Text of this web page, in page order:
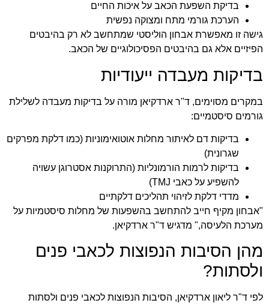
בדיקת השפעת הכאב על איכות החיים
הערכת גורמי מתח ומצוקה נפשית
גישה זו מאפשרת אבחון הוליסטי שמתחשב לא רק בהיבטים
הפיזיים אלא גם בהיבטים הפסיכולוגיים של הכאב.
בדיקות מעבדה ייעודיות
במקרים מסוימים, ד"ר ארדקיאן מורה על בדיקות מעבדה לשלילת
גורמים סיסטמיים:
בדיקות דם לאיתור מחלות אוטואימוניות (כמו דלקת מפרקים
שגרונית)
בדיקות לרמות הורמונליות (התרוקנות אסטרוגן עשויה
להשפיע על כאבי TMJ)
מדדי דלקת לזיהוי תהליכים דלקתיים
"אבחון מקיף חייב להתחשב בהשפעות של מחלות סיסטמיות על
מערכת הלעיסה," מדגיש ד"ר ארדקיאן.
מהן הסיבות הנפוצות לכאבי פנים
ולסתות?
לפי ד"ר ליאון ארדקיאן, הסיבות הנפוצות לכאבי פנים ולסתות